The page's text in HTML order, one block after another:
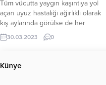
Tüm vücutta yaygın kaşıntıya yol
açan uyuz hastalığı ağırlıklı olarak
kış aylarında görülse de her
mevsim ortaya çıkabiliyor. Uyuz
hastalığının özellilke şu sıralar sık
Sağlık Merkezi Deri Hastalıkları
Uzmanı Dr. Kübra Esen Salman,
30.03.2023 0
Künye